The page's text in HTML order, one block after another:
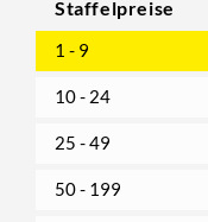
Staffelpreise
1 - 9
10 - 24
25 - 49
50 - 199